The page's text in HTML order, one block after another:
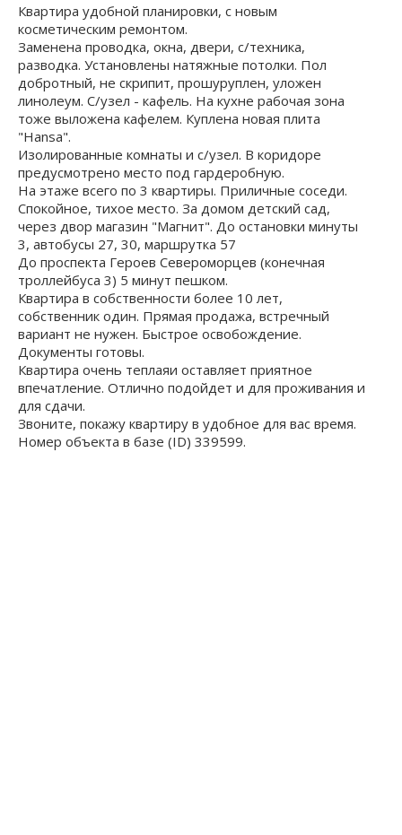
Квартира удобной планировки, с новым
косметическим ремонтом.
Заменена проводка, окна, двери, с/техника,
разводка. Установлены натяжные потолки. Пол
добротный, не скрипит, прошуруплен, уложен
линолеум. С/узел - кафель. На кухне рабочая зона
тоже выложена кафелем. Куплена новая плита
"Hansa".
Изолированные комнаты и с/узел. В коридоре
предусмотрено место под гардеробную.
На этаже всего по 3 квартиры. Приличные соседи.
Спокойное, тихое место. За домом детский сад,
через двор магазин "Магнит". До остановки минуты
3, автобусы 27, 30, маршрутка 57
До проспекта Героев Североморцев (конечная
троллейбуса 3) 5 минут пешком.
Квартира в собственности более 10 лет,
собственник один. Прямая продажа, встречный
вариант не нужен. Быстрое освобождение.
Документы готовы.
Квартира очень теплаяи оставляет приятное
впечатление. Отлично подойдет и для проживания и
для сдачи.
Звоните, покажу квартиру в удобное для вас время.
Номер объекта в базе (ID) 339599.